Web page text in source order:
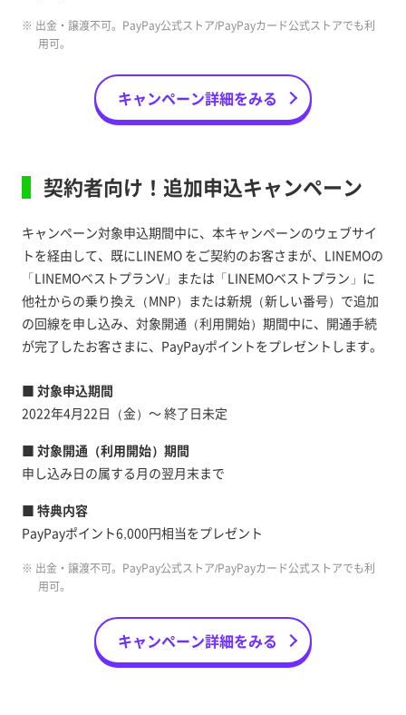
※ 出金・譲渡不可。PayPay公式ストア/PayPayカード公式ストアでも利
用可。
キャンペーン詳細をみる
契約者向け！追加申込キャンペーン
キャンペーン対象申込期間中に、本キャンペーンのウェブサイ
トを経由して、既にLINEMO をご契約のお客さまが、LINEMOの
「LINEMOベストプランV」または「LINEMOベストプラン」に
他社からの乗り換え（MNP）または新規（新しい番号）で追加
の回線を申し込み、対象開通（利用開始）期間中に、開通手続
が完了したお客さまに、PayPayポイントをプレゼントします。
■ 対象申込期間
2022年4月22日（金）～ 終了日未定
■ 対象開通（利用開始）期間
申し込み日の属する月の翌月末まで
■ 特典内容
PayPayポイント6,000円相当をプレゼント
※ 出金・譲渡不可。PayPay公式ストア/PayPayカード公式ストアでも利
用可。
キャンペーン詳細をみる